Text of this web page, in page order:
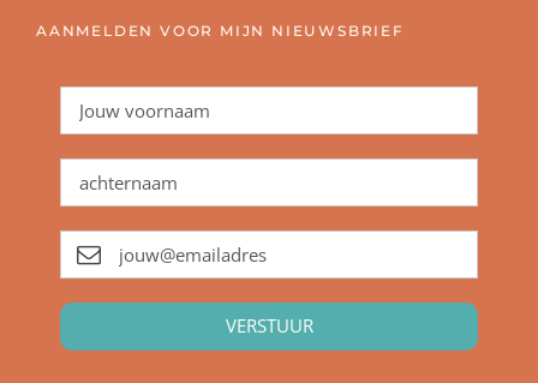
AANMELDEN VOOR MIJN NIEUWSBRIEF
VERSTUUR